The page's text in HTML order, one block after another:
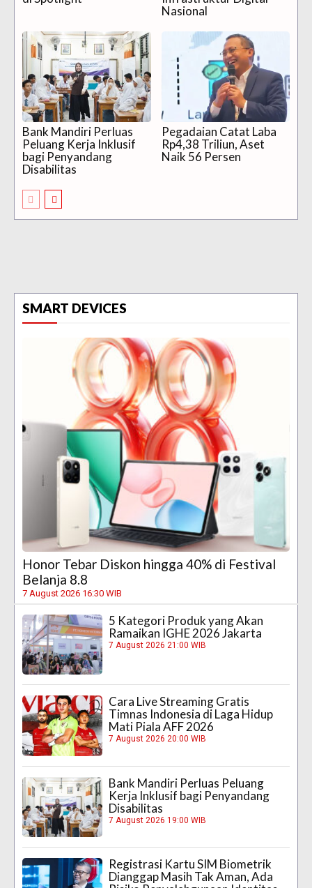
Nasional
Bank Mandiri Perluas
Peluang Kerja Inklusif
bagi Penyandang
Disabilitas
Pegadaian Catat Laba
Rp4,38 Triliun, Aset
Naik 56 Persen
SMART DEVICES
Honor Tebar Diskon hingga 40% di Festival
Belanja 8.8
7 August 2026 16:30 WIB
5 Kategori Produk yang Akan
Ramaikan IGHE 2026 Jakarta
7 August 2026 21:00 WIB
Cara Live Streaming Gratis
Timnas Indonesia di Laga Hidup
Mati Piala AFF 2026
7 August 2026 20:00 WIB
Bank Mandiri Perluas Peluang
Kerja Inklusif bagi Penyandang
Disabilitas
7 August 2026 19:00 WIB
Registrasi Kartu SIM Biometrik
Dianggap Masih Tak Aman, Ada